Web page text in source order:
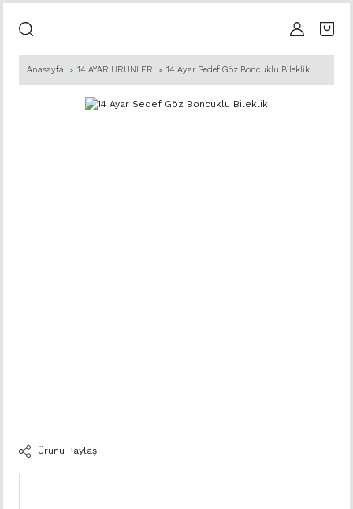
Anasayfa 14 AYAR ÜRÜNLER 14 Ayar Sedef Göz Boncuklu Bileklik
Ürünü Paylaş